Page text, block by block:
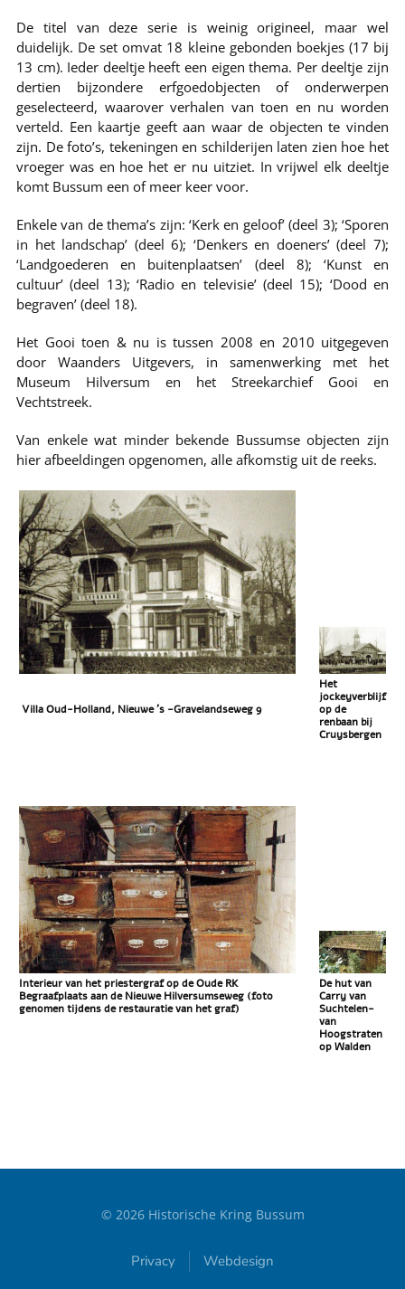
De titel van deze serie is weinig origineel, maar wel
duidelijk. De set omvat 18 kleine gebonden boekjes (17 bij
13 cm). Ieder deeltje heeft een eigen thema. Per deeltje zijn
dertien bijzondere erfgoedobjecten of onderwerpen
geselecteerd, waarover verhalen van toen en nu worden
verteld. Een kaartje geeft aan waar de objecten te vinden
zijn. De foto’s, tekeningen en schilderijen laten zien hoe het
vroeger was en hoe het er nu uitziet. In vrijwel elk deeltje
komt Bussum een of meer keer voor.
Enkele van de thema’s zijn: ‘Kerk en geloof’ (deel 3); ‘Sporen
in het landschap’ (deel 6); ‘Denkers en doeners’ (deel 7);
‘Landgoederen en buitenplaatsen’ (deel 8); ‘Kunst en
cultuur’ (deel 13); ‘Radio en televisie’ (deel 15); ‘Dood en
begraven’ (deel 18).
Het Gooi toen & nu is tussen 2008 en 2010 uitgegeven
door Waanders Uitgevers, in samenwerking met het
Museum Hilversum en het Streekarchief Gooi en
Vechtstreek.
Van enkele wat minder bekende Bussumse objecten zijn
hier afbeeldingen opgenomen, alle afkomstig uit de reeks.
Villa Oud-Holland, Nieuwe ’s -Gravelandseweg 9
Het
jockeyverblijf
op de
renbaan bij
Cruysbergen
Interieur van het priestergraf op de Oude RK
Begraafplaats aan de Nieuwe Hilversumseweg (foto
genomen tijdens de restauratie van het graf)
De hut van
Carry van
Suchtelen-
van
Hoogstraten
op Walden
© 2026Historische Kring Bussum
Privacy Webdesign